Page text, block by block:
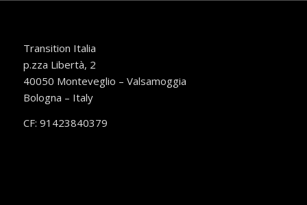
Transition Italia
p.zza Libertà, 2
40050 Monteveglio – Valsamoggia
Bologna – Italy
CF: 91423840379